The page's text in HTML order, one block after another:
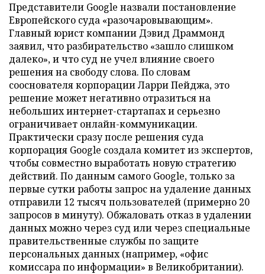
Представители Google назвали постановление
Европейского суда «разочаровывающим».
Главный юрист компании Дэвид Драммонд
заявил, что разбирательство «зашло слишком
далеко», и что суд не учел влияние своего
решения на свободу слова. По словам
сооснователя корпорации Ларри Пейджа, это
решение может негативно отразиться на
небольших интернет-стартапах и серьезно
ограничивает онлайн-коммуникации.
Практически сразу после решения суда
корпорация Google создала комитет из экспертов,
чтобы совместно выработать новую стратегию
действий. По данным самого Google, только за
первые сутки работы запрос на удаление данных
отправили 12 тысяч пользователей (примерно 20
запросов в минуту). Обжаловать отказ в удалении
данных можно через суд или через специальные
правительственные службы по защите
персональных данных (например, «офис
комиссара по информации» в Великобритании).